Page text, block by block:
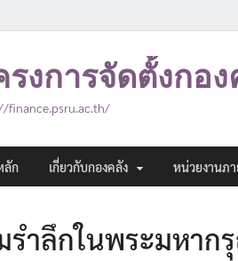
รงการจัดตั้งกอ
finance.psru.ac.th/
ลัก เกี่ยวกับกองคลัง หน่วยงานภา
รำลึกในพระมหา